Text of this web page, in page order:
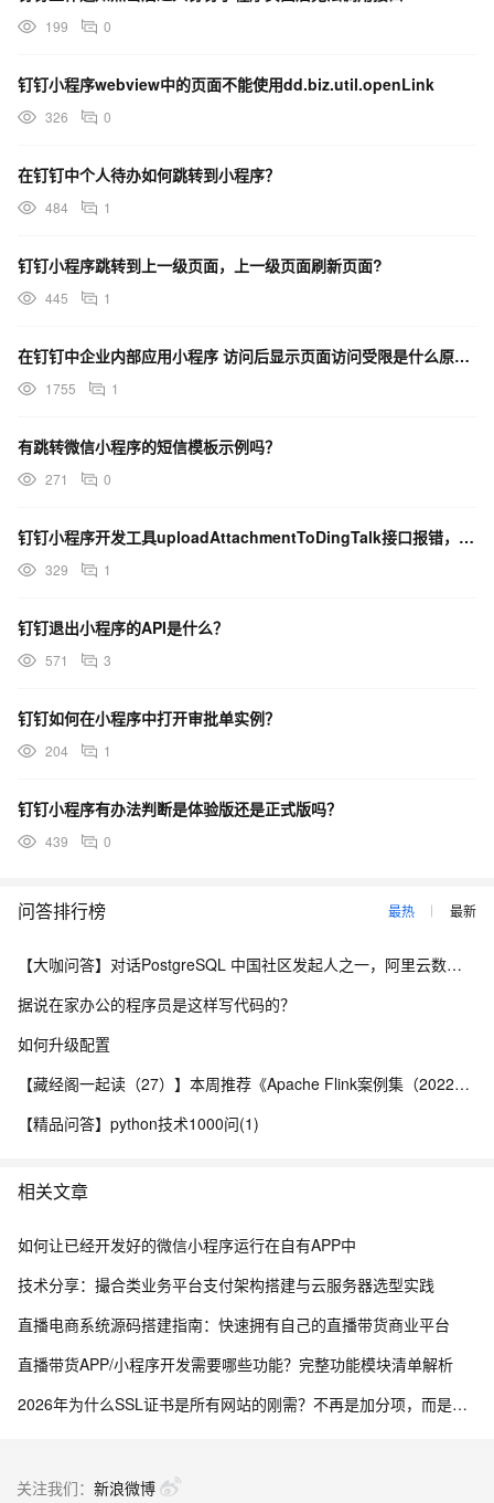
199 0
钉钉小程序webview中的页面不能使用dd.biz.util.openLink
326 0
在钉钉中个人待办如何跳转到小程序？
484 1
钉钉小程序跳转到上一级页面，上一级页面刷新页面?
445 1
在钉钉中企业内部应用小程序 访问后显示页面访问受限是什么原因呢？
1755 1
有跳转微信小程序的短信模板示例吗？
271 0
钉钉小程序开发工具uploadAttachmentToDingTalk接口报错，怎么回事？
329 1
钉钉退出小程序的API是什么？
571 3
钉钉如何在小程序中打开审批单实例？
204 1
钉钉小程序有办法判断是体验版还是正式版吗？
439 0
问答排行榜 最热 最新
【大咖问答】对话PostgreSQL 中国社区发起人之一，阿里云数据库高级专家 德哥
据说在家办公的程序员是这样写代码的？
如何升级配置
【藏经阁一起读（27）】本周推荐《Apache Flink案例集（2022版）》，你有哪些心得？
【精品问答】python技术1000问(1)
相关文章
如何让已经开发好的微信小程序运行在自有APP中
技术分享：撮合类业务平台支付架构搭建与云服务器选型实践
直播电商系统源码搭建指南：快速拥有自己的直播带货商业平台
直播带货APP/小程序开发需要哪些功能？完整功能模块清单解析
2026年为什么SSL证书是所有网站的刚需？不再是加分项，而是建站底线
关注我们： 新浪微博